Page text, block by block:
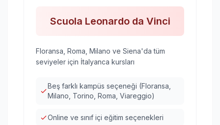
Scuola Leonardo da Vinci
Floransa, Roma, Milano ve Siena'da tüm
seviyeler için İtalyanca kursları
Beş farklı kampüs seçeneği (Floransa,
Milano, Torino, Roma, Viareggio)
Online ve sınıf içi eğitim seçenekleri